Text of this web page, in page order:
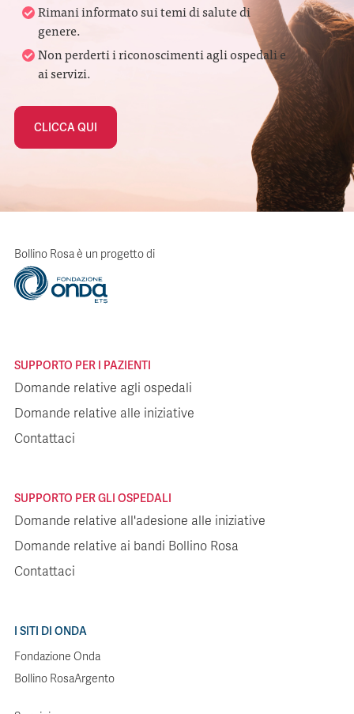
Rimani informato sui temi di salute di
genere.
Non perderti i riconoscimenti agli ospedali e
ai servizi.
CLICCA QUI
Bollino Rosa è un progetto di
SUPPORTO PER I PAZIENTI
Domande relative agli ospedali
Domande relative alle iniziative
Contattaci
SUPPORTO PER GLI OSPEDALI
Domande relative all'adesione alle iniziative
Domande relative ai bandi Bollino Rosa
Contattaci
I SITI DI ONDA
Fondazione Onda
Bollino RosaArgento